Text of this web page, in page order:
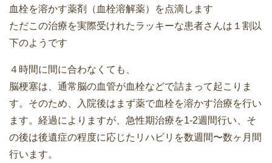
血栓を溶かす薬剤（血栓溶解薬）を点滴します
ただこの治療を実際受けれたラッキーな患者さんは１割以
下のようです
４時間に間に合わなくても、
脳梗塞は、通常脳の血管が血栓などで詰まって起こりま
す。そのため、入院後はまず薬で血栓を溶かす治療を行い
ます。経過によりますが、急性期治療を1-2週間行い、そ
の後は後遺症の程度に応じたリハビリを数週間〜数ヶ月間
行います。